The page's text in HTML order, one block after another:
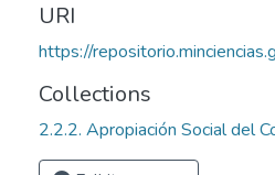
URI
https://
Collections
2.2.2. Apropiación Social del